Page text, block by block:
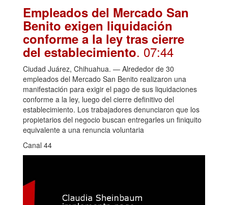
Empleados del Mercado San
Benito exigen liquidación
conforme a la ley tras cierre
del establecimiento. 07:44
Ciudad Juárez, Chihuahua. — Alrededor de 30
empleados del Mercado San Benito realizaron una
manifestación para exigir el pago de sus liquidaciones
conforme a la ley, luego del cierre definitivo del
establecimiento. Los trabajadores denunciaron que los
propietarios del negocio buscan entregarles un finiquito
equivalente a una renuncia voluntaria
Canal 44